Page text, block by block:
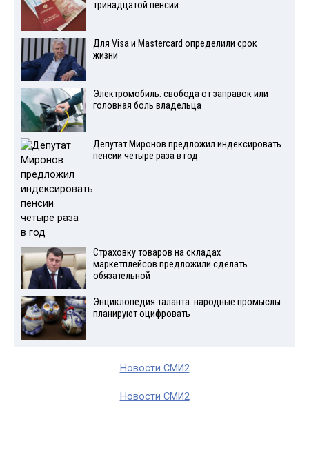
тринадцатой пенсии
Для Visа и Mastercard определили срок
жизни
Электромобиль: свобода от заправок или
головная боль владельца
Депутат Миронов предложил индексировать
пенсии четыре раза в год
Страховку товаров на складах
маркетплейсов предложили сделать
обязательной
Энциклопедия таланта: народные промыслы
планируют оцифровать
Новости СМИ2
Новости СМИ2